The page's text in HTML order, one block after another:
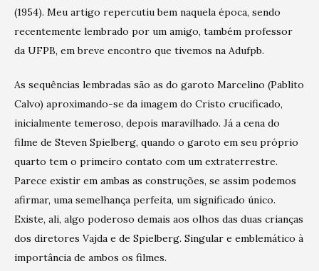
(1954). Meu artigo repercutiu bem naquela época, sendo
recentemente lembrado por um amigo, também professor
da UFPB, em breve encontro que tivemos na Adufpb.
As sequências lembradas são as do garoto Marcelino (Pablito
Calvo) aproximando-se da imagem do Cristo crucificado,
inicialmente temeroso, depois maravilhado. Já a cena do
filme de Steven Spielberg, quando o garoto em seu próprio
quarto tem o primeiro contato com um extraterrestre.
Parece existir em ambas as construções, se assim podemos
afirmar, uma semelhança perfeita, um significado único.
Existe, ali, algo poderoso demais aos olhos das duas crianças
dos diretores Vajda e de Spielberg. Singular e emblemático à
importância de ambos os filmes.